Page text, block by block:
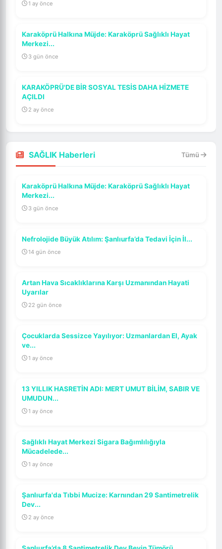
1 ay önce
Karaköprü Halkına Müjde: Karaköprü Sağlıklı Hayat
Merkezi...
3 gün önce
KARAKÖPRÜ'DE BİR SOSYAL TESİS DAHA HİZMETE
AÇILDI
2 ay önce
SAĞLIK Haberleri Tümü
Karaköprü Halkına Müjde: Karaköprü Sağlıklı Hayat
Merkezi...
3 gün önce
Nefrolojide Büyük Atılım: Şanlıurfa’da Tedavi İçin İl...
14 gün önce
Artan Hava Sıcaklıklarına Karşı Uzmanından Hayati
Uyarılar
22 gün önce
Çocuklarda Sessizce Yayılıyor: Uzmanlardan El, Ayak
ve...
1 ay önce
13 YILLIK HASRETİN ADI: MERT UMUT BİLİM, SABIR VE
UMUDUN...
1 ay önce
Sağlıklı Hayat Merkezi Sigara Bağımlılığıyla
Mücadelede...
1 ay önce
Şanlıurfa'da Tıbbi Mucize: Karnından 29 Santimetrelik
Dev...
2 ay önce